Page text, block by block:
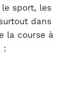
le sport, les
dans
la course à
: